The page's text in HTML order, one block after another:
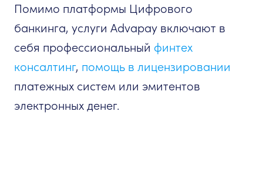
Помимо платформы Цифрового
банкинга, услуги Advapay включают в
себя профессиональный финтех
консалтинг, помощь в лицензировании
платежных систем или эмитентов
электронных денег.